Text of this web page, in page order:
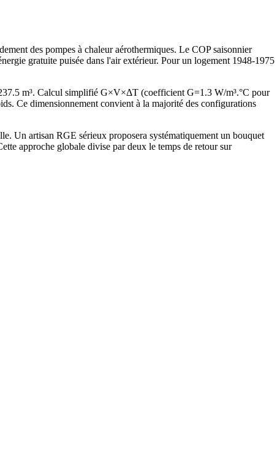
des pompes à chaleur aérothermiques. Le COP saisonnier
gratuite puisée dans l'air extérieur. Pour un logement 1948-1975
m³. Calcul simplifié G×V×ΔT (coefficient G=1.3 W/m³.°C pour
Ce dimensionnement convient à la majorité des configurations
Un artisan RGE sérieux proposera systématiquement un bouquet
approche globale divise par deux le temps de retour sur